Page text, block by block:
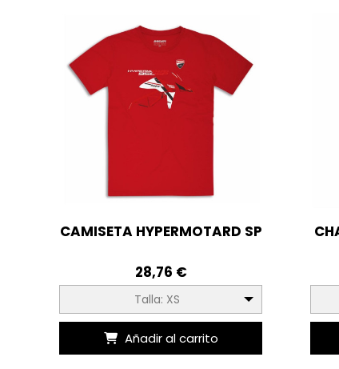
CAMISETA HYPERMOTARD SP
28,76 €
Talla: XS
Añadir al carrito